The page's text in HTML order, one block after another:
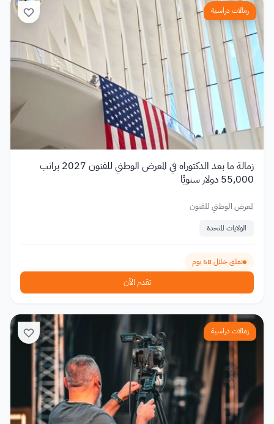
زمالات دراسية
زمالة ما بعد الدكتوراه في المعرض الوطني للفنون 2027 براتب
55,000 دولار سنويًا
المعرض الوطني للفنون
الولايات المتحدة
تغلق خلال 68 يوم
تقدم الآن
زمالات دراسية